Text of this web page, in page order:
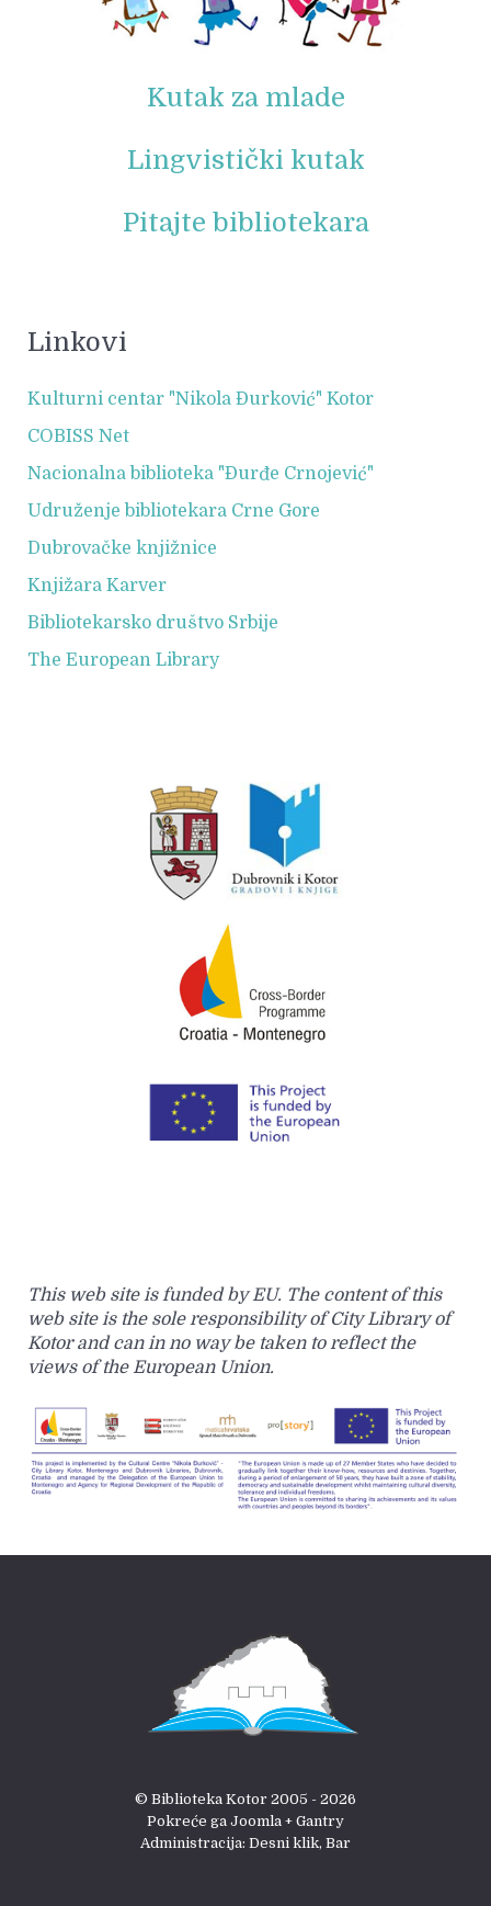
Kutak za mlade
Lingvistički kutak
Pitajte bibliotekara
Linkovi
Kulturni centar "Nikola Đurković" Kotor
COBISS Net
Nacionalna biblioteka "Đurđe Crnojević"
Udruženje bibliotekara Crne Gore
Dubrovačke knjižnice
Knjižara Karver
Bibliotekarsko društvo Srbije
The European Library
This web site is funded by EU. The content of this
web site is the sole responsibility of City Library of
Kotor and can in no way be taken to reflect the
views of the European Union.
© Biblioteka Kotor 2005 - 2026
Pokreće ga Joomla + Gantry
Administracija: Desni klik, Bar